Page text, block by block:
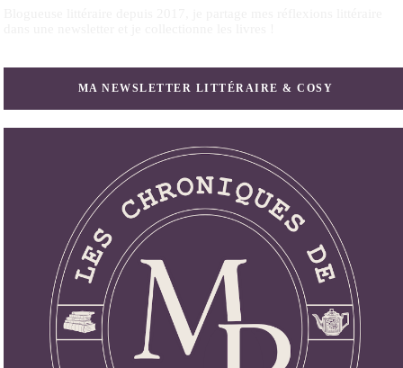
MA NEWSLETTER LITTÉRAIRE & COSY